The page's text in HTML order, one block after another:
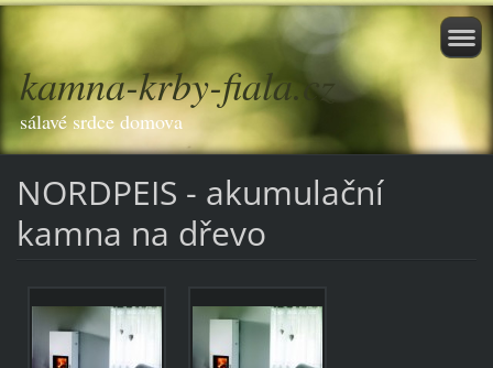
kamna-krby-fiala.cz
sálavé srdce domova
NORDPEIS - akumulační
kamna na dřevo